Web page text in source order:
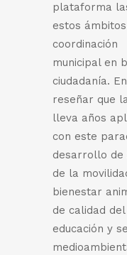
plataforma
estos
coordinación
municipal en
ciudadanía.
reseñar que
lleva años
con este
desarrollo de
de la
bienestar
de calidad
educación y